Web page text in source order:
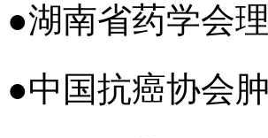
●湖南省药学会
●中国抗癌协会